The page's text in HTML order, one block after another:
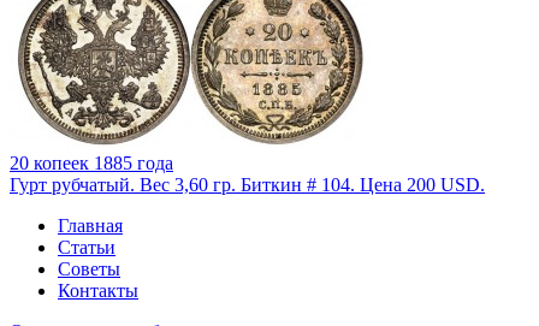
20 копеек 1885 года
Гурт рубчатый. Вес 3,60 гр. Биткин # 104. Цена 200 USD.
Главная
Статьи
Советы
Контакты